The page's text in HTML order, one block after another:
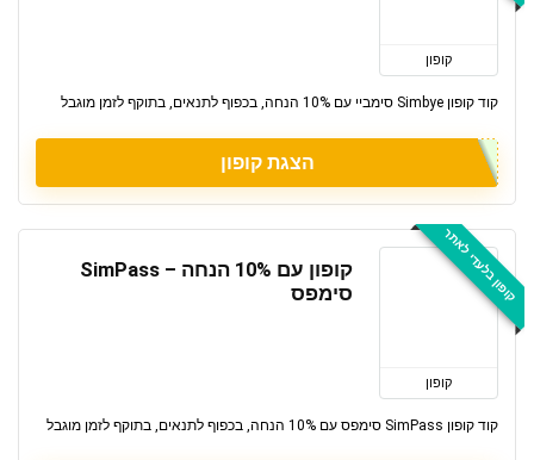
קופון
קוד קופון Simbye סימביי עם 10% הנחה, בכפוף לתנאים, בתוקף לזמן מוגבל
הצגת קופון
קופון בלעדי לאתר
קופון
קופון עם 10% הנחה – SimPass
סימפס
קוד קופון SimPass סימפס עם 10% הנחה, בכפוף לתנאים, בתוקף לזמן מוגבל